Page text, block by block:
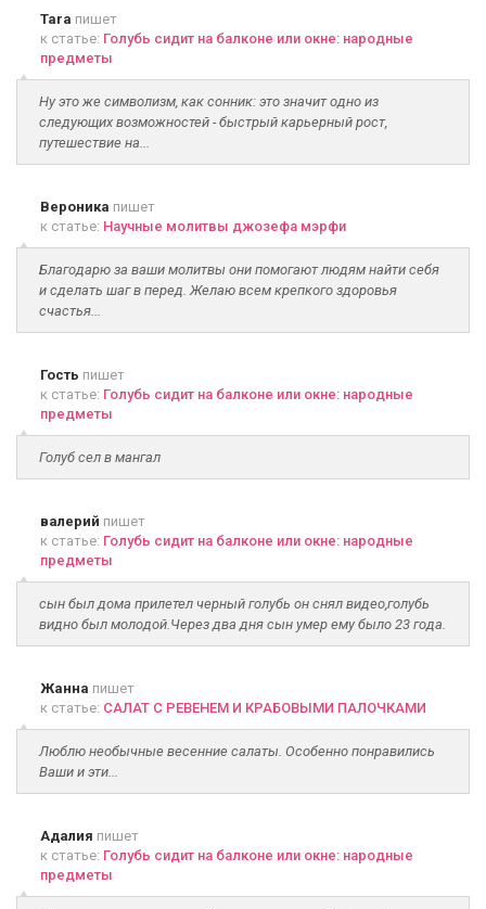
Tara пишет
к статье: Голубь сидит на балконе или окне: народные
предметы
Ну это же символизм, как сонник: это значит одно из
следующих возможностей - быстрый карьерный рост,
путешествие на...
Вероника пишет
к статье: Научные молитвы джозефа мэрфи
Благодарю за ваши молитвы они помогают людям найти себя
и сделать шаг в перед. Желаю всем крепкого здоровья
счастья...
Гость пишет
к статье: Голубь сидит на балконе или окне: народные
предметы
Голуб сел в мангал
валерий пишет
к статье: Голубь сидит на балконе или окне: народные
предметы
сын был дома прилетел черный голубь он снял видео,голубь
видно был молодой.Через два дня сын умер ему было 23 года.
Жанна пишет
к статье: САЛАТ С РЕВЕНЕМ И КРАБОВЫМИ ПАЛОЧКАМИ
Люблю необычные весенние салаты. Особенно понравились
Ваши и эти...
Адалия пишет
к статье: Голубь сидит на балконе или окне: народные
предметы